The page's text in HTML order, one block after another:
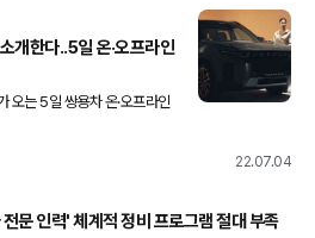
개한다..5일 온·오프라인
오는 5일 쌍용차 온·오프라인
. 메타버스를 접목한 이번 토
22.07.04
문 인력' 체계적 정비 프로그램 절대 부족